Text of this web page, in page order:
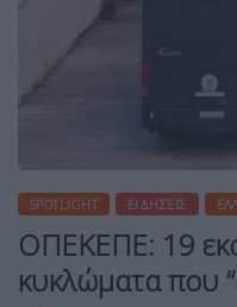
SPOTLIGHT ΕΙΔΉΣΕΙΣ
ΟΠΕΚΕΠΕ: 19
κυκλώματα που